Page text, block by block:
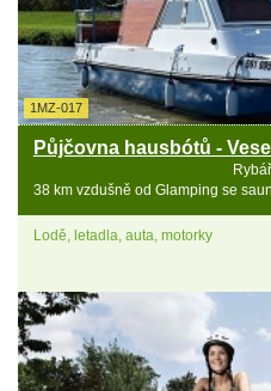
1MZ-017
Půjčovna hausbótů -
38 km vzdušně od Glamping se
Lodě, letadla, auta, motorky